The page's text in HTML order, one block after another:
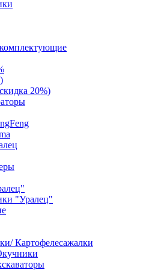
20%)
"Уралец"
Картофелесажалки